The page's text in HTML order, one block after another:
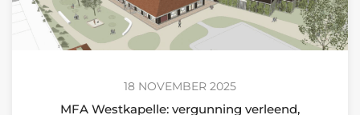
18 NOVEMBER 2025
MFA Westkapelle: vergunning verleend,